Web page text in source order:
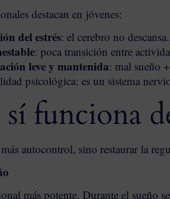
destacan en jóvenes:
del estrés: el cerebro no descansa.
: poca transición entre
leve y mantenida: mal sueño
psicológica: es un sistema
funciona
autocontrol, sino restaurar la
más potente. Durante el sueño